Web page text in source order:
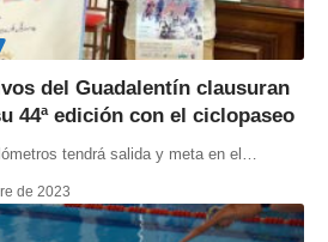
del Guadalentín clausuran
44ª edición con el ciclopaseo
tendrá salida y meta en el …
de 2023